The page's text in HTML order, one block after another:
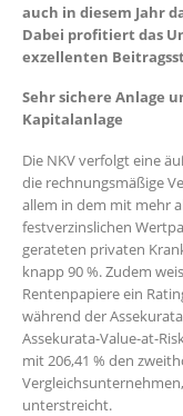
auch in diesem Jahr
Dabei profitiert das
exzellenten
Sehr sichere Anlage
Kapitalanlage
Die NKV verfolgt eine
die rechnungsmäßige
allem in dem mit mehr
festverzinslichen
gerateten privaten
knapp 90 %. Zudem
Rentenpapiere ein
während der
Assekurata-Value-at-
mit 206,41 % den
unterstreicht.